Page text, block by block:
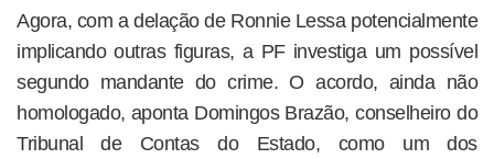
Agora, com a delação de Ronnie Lessa potencialmente
implicando outras figuras, a PF investiga um possível
segundo mandante do crime. O acordo, ainda não
homologado, aponta Domingos Brazão, conselheiro do
Tribunal de Contas do Estado, como um dos